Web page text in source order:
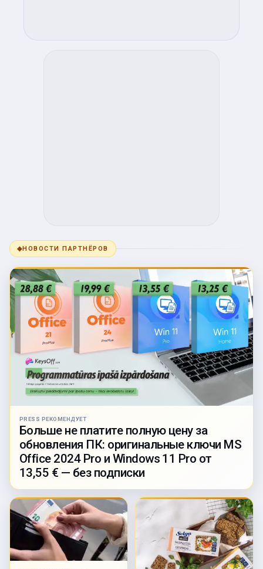
◆НОВОСТИ ПАРТНЁРОВ
PRESS РЕКОМЕНДУЕТ
Больше не платите полную цену за
обновления ПК: оригинальные ключи MS
Office 2024 Pro и Windows 11 Pro от
13,55 € — без подписки